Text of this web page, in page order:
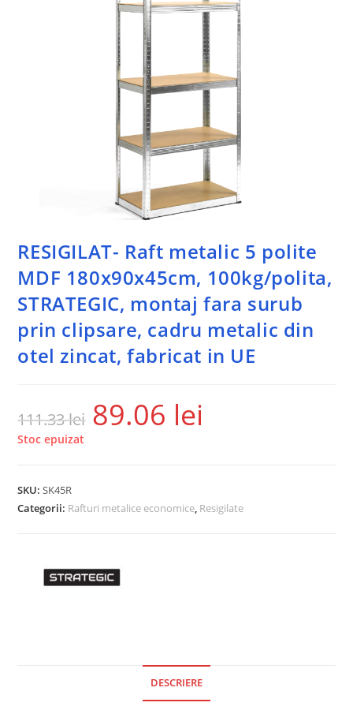
RESIGILAT- Raft metalic 5 polite
MDF 180x90x45cm, 100kg/polita,
STRATEGIC, montaj fara surub
prin clipsare, cadru metalic din
otel zincat, fabricat in UE
111.33lei 89.06 lei
Stoc epuizat
SKU:SK45R
Categorii: Rafturi metalice economice, Resigilate
DESCRIERE